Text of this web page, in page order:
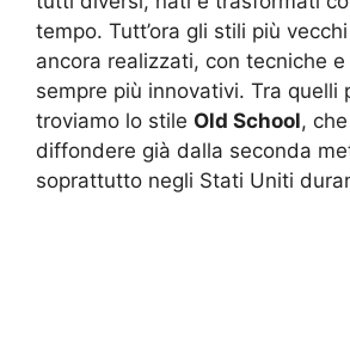
tempo. Tutt’ora gli stili più
ancora realizzati, con tecniche
sempre più innovativi. Tra quelli
troviamo lo stile Old School,
diffondere già dalla seconda
soprattutto negli Stati Uniti